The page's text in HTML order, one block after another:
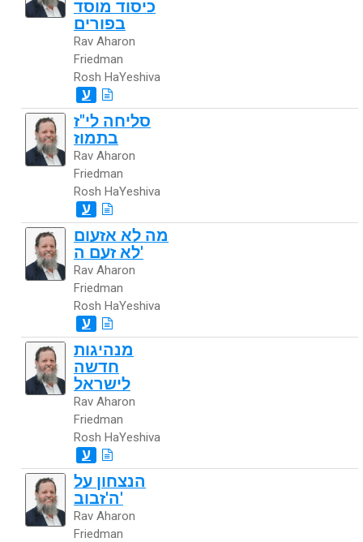
כיסוד מוסד
בפורים
Rav Aharon
Friedman
Rosh HaYeshiva
ע
סליחה לי"ז
בתמוז
Rav Aharon
Friedman
Rosh HaYeshiva
ע
מה לא אזעום
לא זעם ה'
Rav Aharon
Friedman
Rosh HaYeshiva
ע
מנהיגות
חדשה
לישראל
Rav Aharon
Friedman
Rosh HaYeshiva
ע
הנצחון על
ה'זבוב'
Rav Aharon
Friedman